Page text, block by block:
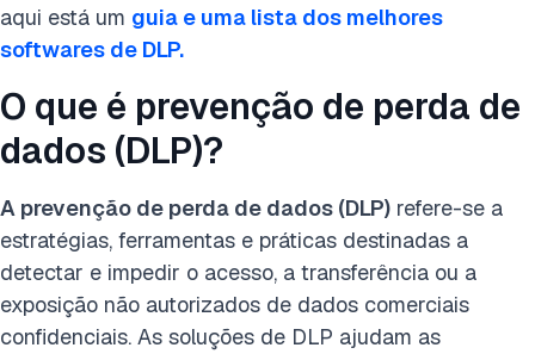
aqui está um guia e uma lista dos melhores
softwares de DLP.
O que é prevenção de perda de
dados (DLP)?
A prevenção de perda de dados (DLP) refere-se a
estratégias, ferramentas e práticas destinadas a
detectar e impedir o acesso, a transferência ou a
exposição não autorizados de dados comerciais
confidenciais. As soluções de DLP ajudam as